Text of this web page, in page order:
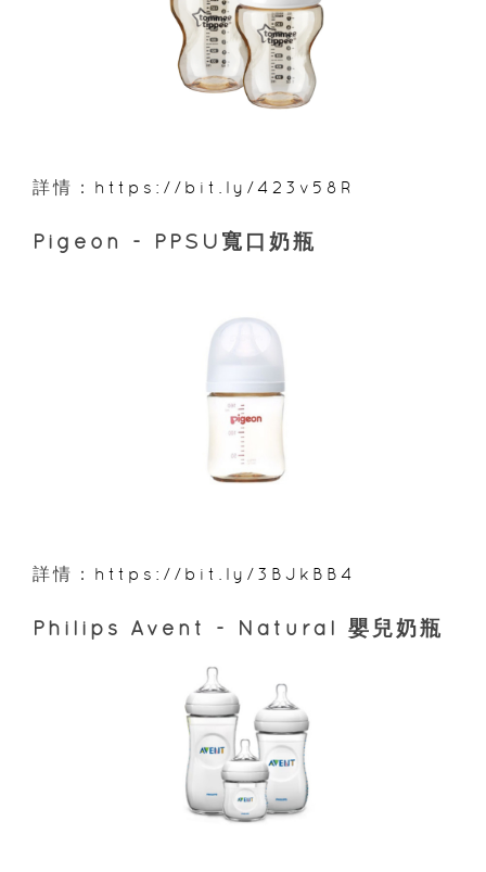
詳情： https://bit.ly/423v58R
Pigeon - PPSU寬口奶瓶
詳情： https://bit.ly/3BJkBB4
Philips Avent - Natural 嬰兒奶瓶